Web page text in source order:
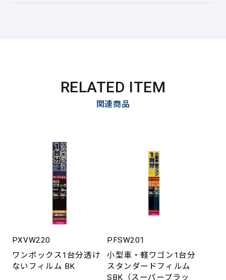
RELATED ITEM
関連商品
PXVW220
ワンボックス1台分透け
ないフィルム BK
PFSW201
小型車・軽ワゴン1台分
スタンダードフィルム
SBK（スーパーブラッ